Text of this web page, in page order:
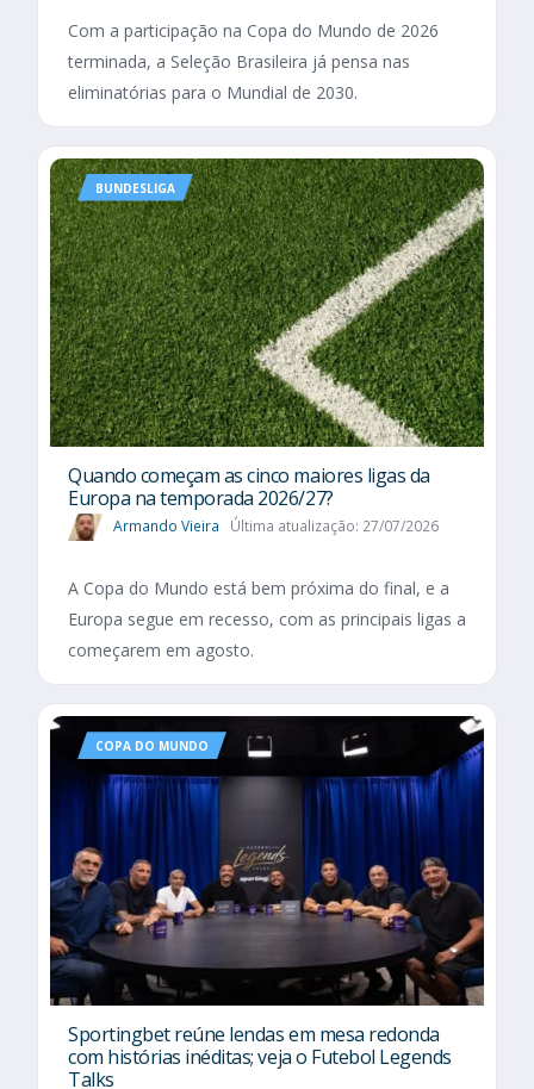
Com a participação na Copa do Mundo de 2026
terminada, a Seleção Brasileira já pensa nas
eliminatórias para o Mundial de 2030.
BUNDESLIGA
Quando começam as cinco maiores ligas da
Europa na temporada 2026/27?
Armando Vieira Última atualização: 27/07/2026
A Copa do Mundo está bem próxima do final, e a
Europa segue em recesso, com as principais ligas a
começarem em agosto.
COPA DO MUNDO
Sportingbet reúne lendas em mesa redonda
com histórias inéditas; veja o Futebol Legends
Talks